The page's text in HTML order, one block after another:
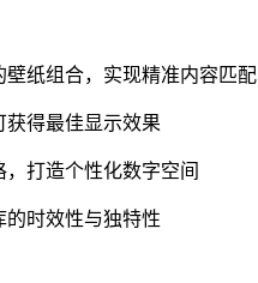
纸组合，实现精准内容匹配
得最佳显示效果
打造个性化数字空间
时效性与独特性